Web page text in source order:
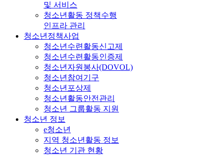
및 서비스
청소년활동 정책수행
인프라 관리
청소년정책사업
청소년수련활동신고제
청소년수련활동인증제
청소년자원봉사(DOVOL)
청소년참여기구
청소년포상제
청소년활동안전관리
청소년 그룹활동 지원
청소년 정보
e청소년
지역 청소년활동 정보
청소년 기관 현황